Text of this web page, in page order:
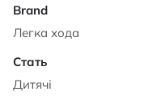
Легка хода
Дитячі